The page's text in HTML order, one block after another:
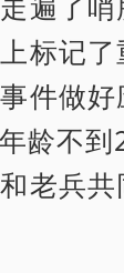
标记
件做好
龄不到
老兵